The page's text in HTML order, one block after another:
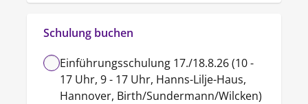
Schulung buchen
Einführungsschulung 17./18.8.26 (10 -
17 Uhr, 9 - 17 Uhr, Hanns-Lilje-Haus,
Hannover, Birth/Sundermann/Wilcken)